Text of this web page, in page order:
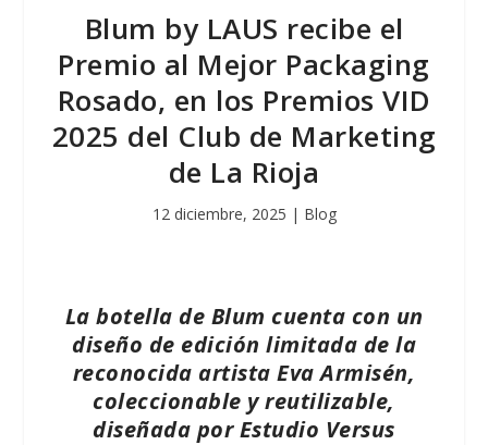
Blum by LAUS recibe el
Premio al Mejor Packaging
Rosado, en los Premios VID
2025 del Club de Marketing
de La Rioja
12 diciembre, 2025 | Blog
La botella de Blum cuenta con un
diseño de edición limitada de la
reconocida artista Eva Armisén,
coleccionable y reutilizable,
diseñada por Estudio Versus